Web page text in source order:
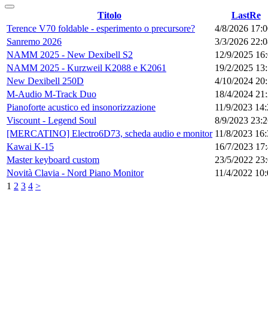
Titolo LastRe
1 2 3 4 >
Terence V70 foldable - esperimento o precursore?
4/8/2026
Sanremo 2026
3/3/2026
NAMM 2025 - New Dexibell S2
12/9/2025
NAMM 2025 - Kurzweil K2088 e K2061
19/2/2025
New Dexibell 250D
4/10/2024
M-Audio M-Track Duo
18/4/2024
Pianoforte acustico ed insonorizzazione
11/9/2023
Viscount - Legend Soul
8/9/2023
[MERCATINO] Electro6D73, scheda audio e monitor 11/8/2023
Kawai K-15
16/7/2023
Master keyboard custom
23/5/2022
Novità Clavia - Nord Piano Monitor
11/4/2022